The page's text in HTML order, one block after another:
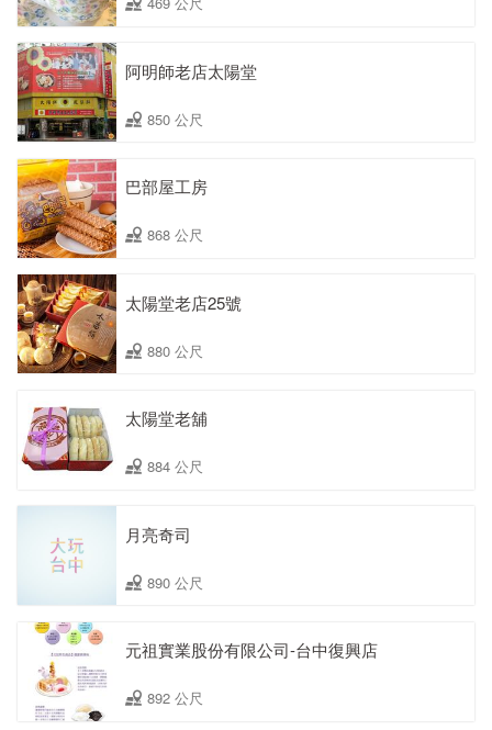
阿明師老店太陽堂
850 公尺
巴部屋工房
868 公尺
太陽堂老店25號
880 公尺
太陽堂老舖
884 公尺
月亮奇司
890 公尺
元祖實業股份有限公司-台中復興店
892 公尺